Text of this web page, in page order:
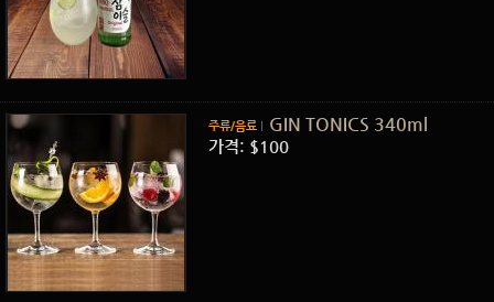
주류/음료 GIN TONICS 340ml
가격: $100